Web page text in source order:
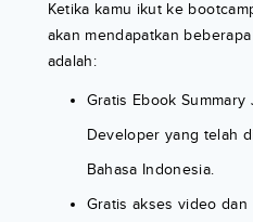
Ketika kamu ikut ke
akan mendapatkan
adalah:
Gratis Ebook
Developer yang telah
Bahasa Indonesia.
Gratis akses video dan